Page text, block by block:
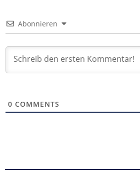
Abonnieren
0 COMMENTS